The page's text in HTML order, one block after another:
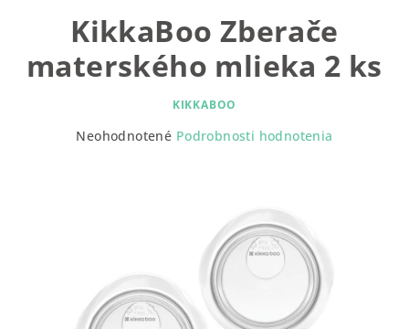
KikkaBoo Zberače
materského mlieka 2 ks
KIKKABOO
Neohodnotené Podrobnosti hodnotenia